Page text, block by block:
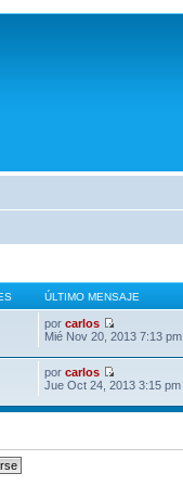
ÚLTIMO MENSAJE
porcarlos
Mié Nov 20, 2013 7:13 pm
porcarlos
Jue Oct 24, 2013 3:15 pm